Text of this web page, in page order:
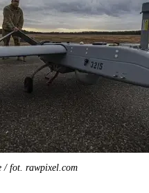
/ fot. rawpixel.com